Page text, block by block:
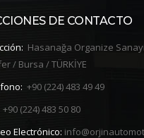
DE CONTACTO
Hasanağa Organize
/ Bursa / TÜRKİYE
+90 (224) 483 49 49
+90 (224) 483 50 80
Electrónico: